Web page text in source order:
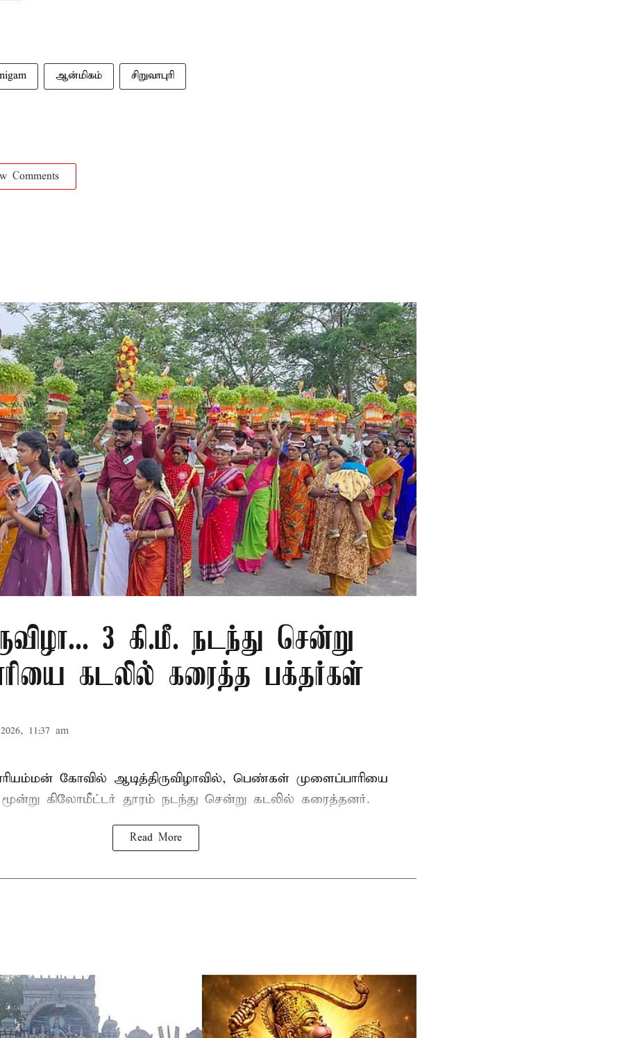
ஆன்மிகம் சிறுவாபுரி
Comments
3 கி.மீ. நடந்து சென்று
கடலில் கரைத்த பக்தர்கள்
11:37 am
கோவில் ஆடித்திருவிழாவில், பெண்கள் முளைப்பாரியை
மூன்று கிலோமீட்டர் தூரம் நடந்து சென்று கடலில் கரைத்தனர்.
Read More